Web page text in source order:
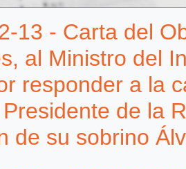
13 - Carta del
al Ministro del
responder a la
de la
de su sobrino